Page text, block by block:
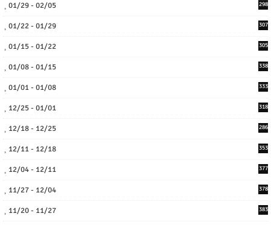
01/29 - 02/05 298
01/22 - 01/29 307
01/15 - 01/22 305
01/08 - 01/15 338
01/01 - 01/08 333
12/25 - 01/01 318
12/18 - 12/25 286
12/11 - 12/18 353
12/04 - 12/11 377
11/27 - 12/04 378
11/20 - 11/27 383